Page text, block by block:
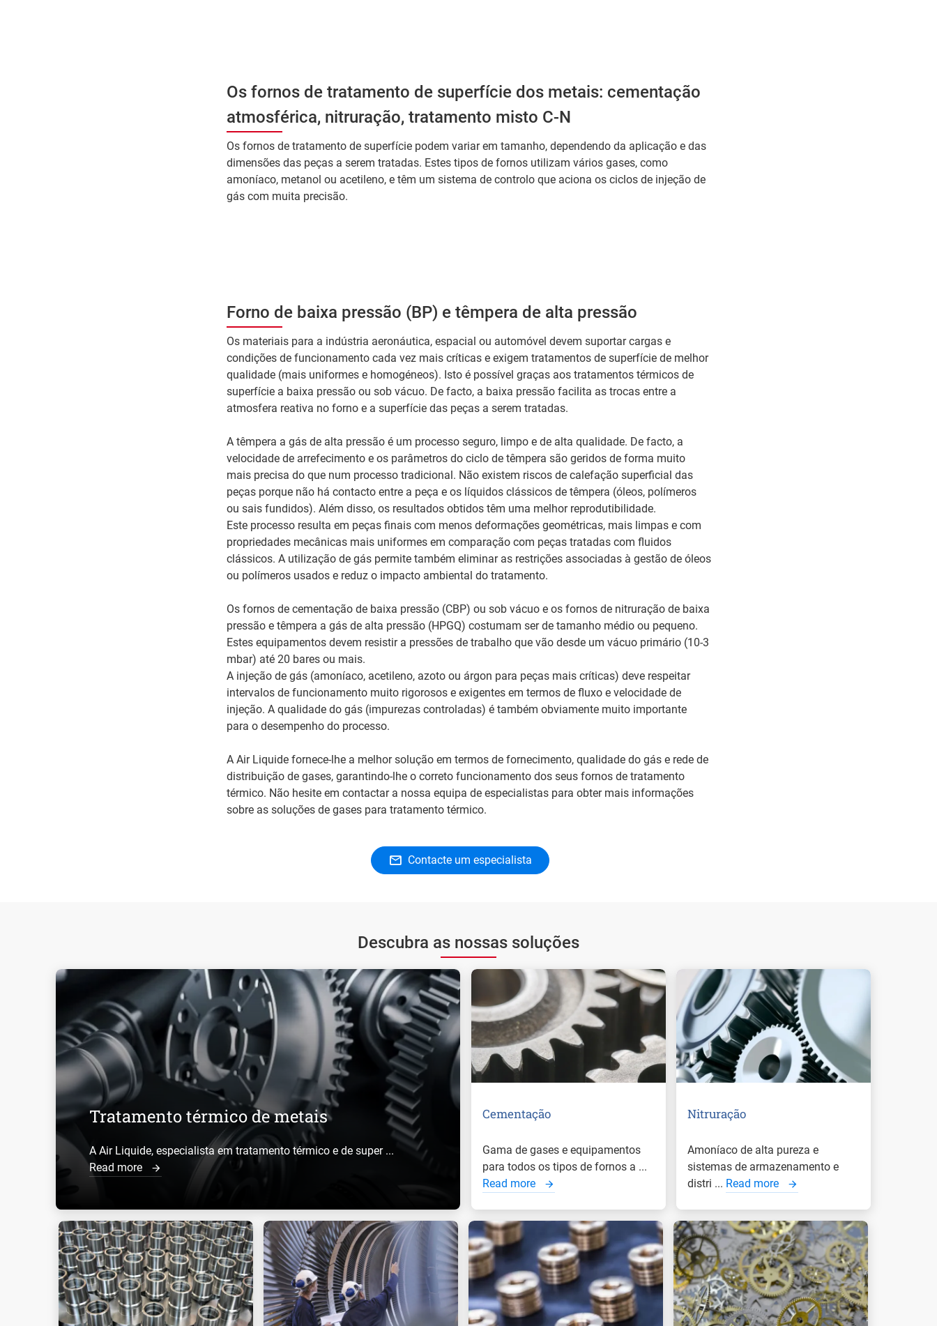
Os fornos de tratamento de superfície dos metais: cementação
atmosférica, nitruração, tratamento misto C-N
Os fornos de tratamento de superfície podem variar em tamanho, dependendo da aplicação e das
dimensões das peças a serem tratadas. Estes tipos de fornos utilizam vários gases, como
amoníaco, metanol ou acetileno, e têm um sistema de controlo que aciona os ciclos de injeção de
gás com muita precisão.
Forno de baixa pressão (BP) e têmpera de alta pressão
Os materiais para a indústria aeronáutica, espacial ou automóvel devem suportar cargas e
condições de funcionamento cada vez mais críticas e exigem tratamentos de superfície de melhor
qualidade (mais uniformes e homogéneos). Isto é possível graças aos tratamentos térmicos de
superfície a baixa pressão ou sob vácuo. De facto, a baixa pressão facilita as trocas entre a
atmosfera reativa no forno e a superfície das peças a serem tratadas.
A têmpera a gás de alta pressão é um processo seguro, limpo e de alta qualidade. De facto, a
velocidade de arrefecimento e os parâmetros do ciclo de têmpera são geridos de forma muito
mais precisa do que num processo tradicional. Não existem riscos de calefação superficial das
peças porque não há contacto entre a peça e os líquidos clássicos de têmpera (óleos, polímeros
ou sais fundidos). Além disso, os resultados obtidos têm uma melhor reprodutibilidade.
Este processo resulta em peças finais com menos deformações geométricas, mais limpas e com
propriedades mecânicas mais uniformes em comparação com peças tratadas com fluidos
clássicos. A utilização de gás permite também eliminar as restrições associadas à gestão de óleos
ou polímeros usados e reduz o impacto ambiental do tratamento.
Os fornos de cementação de baixa pressão (CBP) ou sob vácuo e os fornos de nitruração de baixa
pressão e têmpera a gás de alta pressão (HPGQ) costumam ser de tamanho médio ou pequeno.
Estes equipamentos devem resistir a pressões de trabalho que vão desde um vácuo primário (10-3
mbar) até 20 bares ou mais.
A injeção de gás (amoníaco, acetileno, azoto ou árgon para peças mais críticas) deve respeitar
intervalos de funcionamento muito rigorosos e exigentes em termos de fluxo e velocidade de
injeção. A qualidade do gás (impurezas controladas) é também obviamente muito importante
para o desempenho do processo.
A Air Liquide fornece-lhe a melhor solução em termos de fornecimento, qualidade do gás e rede de
distribuição de gases, garantindo-lhe o correto funcionamento dos seus fornos de tratamento
térmico. Não hesite em contactar a nossa equipa de especialistas para obter mais informações
sobre as soluções de gases para tratamento térmico.
Contacte um especialista
Descubra as nossas soluções
Tratamento térmico de metais
A Air Liquide, especialista em tratamento térmico e de super ...
Read more
Cementação
Gama de gases e equipamentos
para todos os tipos de fornos a ...
Read more
Nitruração
Amoníaco de alta pureza e
sistemas de armazenamento e
distri ... Read more